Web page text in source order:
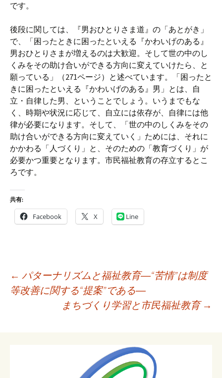
です。
後段に関しては、『男おひとりさま道』の「あとがき」
で、「困ったときに困ったといえる『かわいげのある』
男おひとりさまが増えるのは大歓迎。そして世の中のし
くみをその助け合いができる方向に変えていけたら、と
願っている」（271ページ）と述べています。「困ったと
きに困ったといえる『かわいげのある』男」とは、自
立・自律した男、ということでしょう。いうまでもな
く、時期や状況に応じて、自立には依存が、自律には他
律が必要になります。そして、「世の中のしくみをその
助け合いができる方向に変えていく」ためには、それに
かかわる「人づくり」と、そのための「教育づくり」が
必要かつ重要となります。市民福祉教育の存立するとこ
ろです。
共有:
Facebook X Line
← パターナリズムと福祉教育―“苦情”は制度
等改善に関する“提案”である―
まちづくり学習と市民福祉教育 →